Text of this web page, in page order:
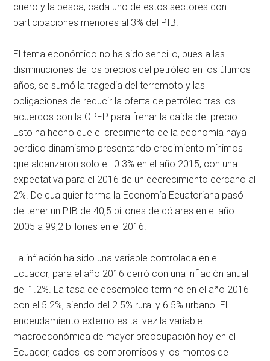
cuero y la pesca, cada uno de estos sectores con
participaciones menores al 3% del PIB.
El tema económico no ha sido sencillo, pues a las
disminuciones de los precios del petróleo en los últimos
años, se sumó la tragedia del terremoto y las
obligaciones de reducir la oferta de petróleo tras los
acuerdos con la OPEP para frenar la caída del precio.
Esto ha hecho que el crecimiento de la economía haya
perdido dinamismo presentando crecimiento mínimos
que alcanzaron solo el 0.3% en el año 2015, con una
expectativa para el 2016 de un decrecimiento cercano al
2%. De cualquier forma la Economía Ecuatoriana pasó
de tener un PIB de 40,5 billones de dólares en el año
2005 a 99,2 billones en el 2016.
La inflación ha sido una variable controlada en el
Ecuador, para el año 2016 cerró con una inflación anual
del 1.2%. La tasa de desempleo terminó en el año 2016
con el 5.2%, siendo del 2.5% rural y 6.5% urbano. El
endeudamiento externo es tal vez la variable
macroeconómica de mayor preocupación hoy en el
Ecuador, dados los compromisos y los montos de